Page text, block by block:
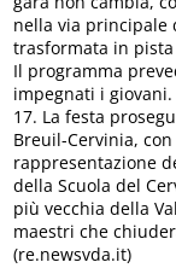
nella via principale
trasformata in
Il programma
impegnati i
17. La festa
Breuil-Cervinia, con
rappresentazione
della Scuola del
più vecchia della
maestri che
(re.newsvda.it)